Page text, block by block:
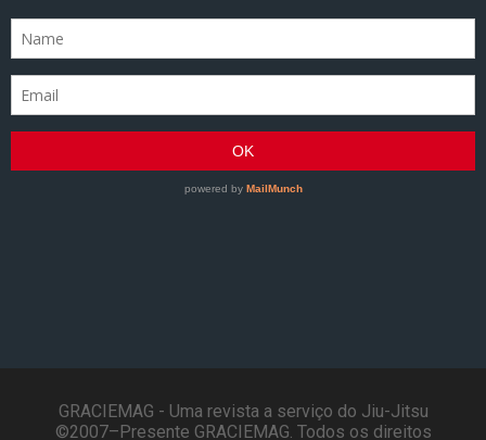
GRACIEMAG - Uma revista a serviço do Jiu-Jitsu
©2007–Presente GRACIEMAG. Todos os direitos